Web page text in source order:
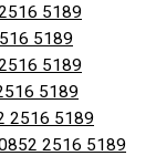
5189
5189
5189
5189
2516 5189
0852 2516 5189